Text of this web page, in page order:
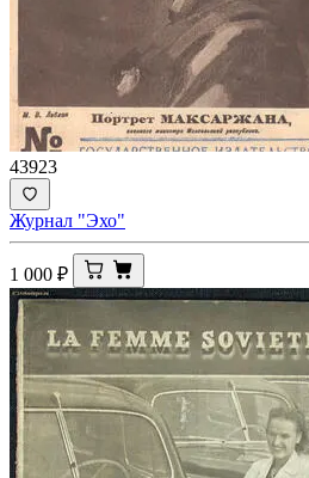
43923
Журнал "Эхо"
1 000 ₽